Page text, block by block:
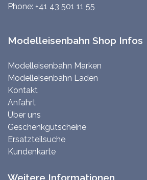
Phone: +41 43 501 11 55
Modelleisenbahn Shop Infos
Modelleisenbahn Marken
Modelleisenbahn Laden
Kontakt
Anfahrt
Über uns
Geschenkgutscheine
Ersatzteilsuche
Kundenkarte
Weitere Informationen